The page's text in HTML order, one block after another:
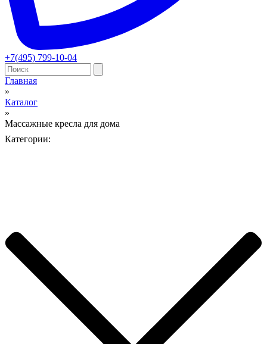
+7(495) 799-10-04
Вы здесь
Главная
»
Каталог
»
Массажные кресла для дома
Категории: